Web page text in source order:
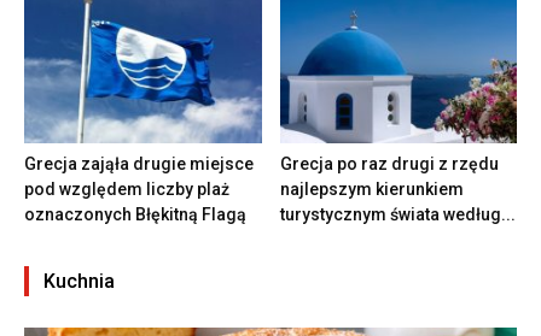
Grecja zająła drugie miejsce
pod względem liczby plaż
oznaczonych Błękitną Flagą
Grecja po raz drugi z rzędu
najlepszym kierunkiem
turystycznym świata według...
Kuchnia